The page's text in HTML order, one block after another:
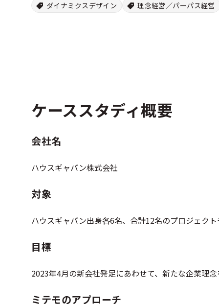
ダイナミクスデザイン 理念経営／パーパス経営
ケーススタディ概要
会社名
ハウスギャバン株式会社
対象
ハウスギャバン出身各6名、合計12名のプロジェク
目標
2023年4月の新会社発足にあわせて、新たな企業理
ミテモのアプローチ